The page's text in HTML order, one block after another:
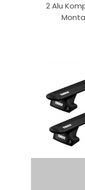
2 Alu